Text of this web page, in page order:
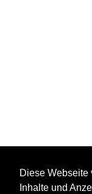
Diese Webseite
Inhalte und